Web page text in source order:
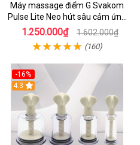
Máy massage điểm G Svakom
Pulse Lite Neo hút sâu cảm ứng
app bluetooth
1.250.000₫ 1.602.000₫
(160)
-16%
4.3